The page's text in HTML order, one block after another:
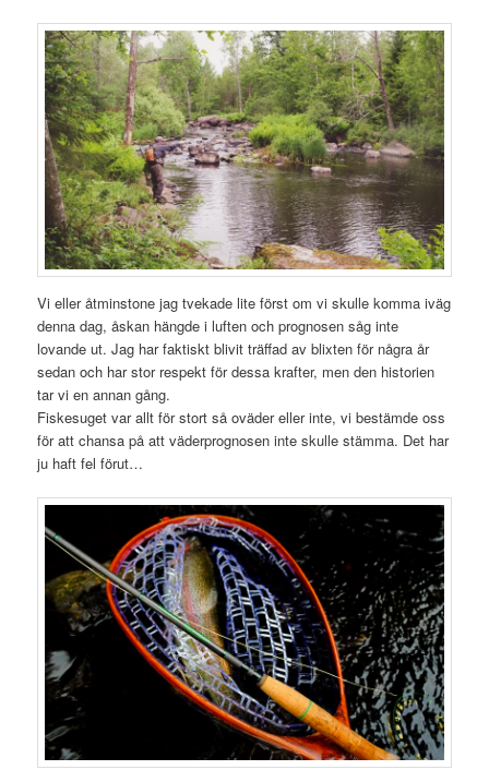
Vi eller åtminstone jag tvekade lite först om vi skulle komma iväg
denna dag, åskan hängde i luften och prognosen såg inte
lovande ut. Jag har faktiskt blivit träffad av blixten för några år
sedan och har stor respekt för dessa krafter, men den historien
tar vi en annan gång.
Fiskesuget var allt för stort så oväder eller inte, vi bestämde oss
för att chansa på att väderprognosen inte skulle stämma. Det har
ju haft fel förut…